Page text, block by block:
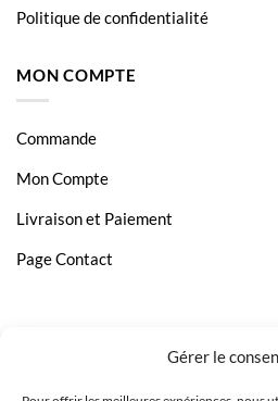
Gérer le
Politique de confidentialité
MON COMPTE
Commande
Mon Compte
Livraison et Paiement
Page Contact